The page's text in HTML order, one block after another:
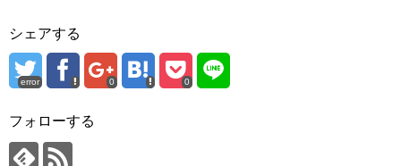
e
b
o
o
k
er
st
シェアする
error 0 0
フォローする